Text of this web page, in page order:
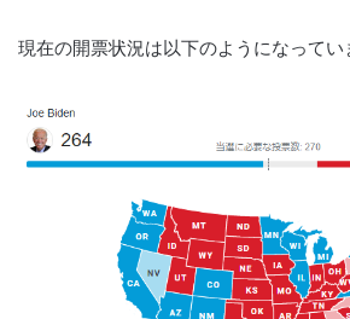
現在の開票状況は以下のようになってい